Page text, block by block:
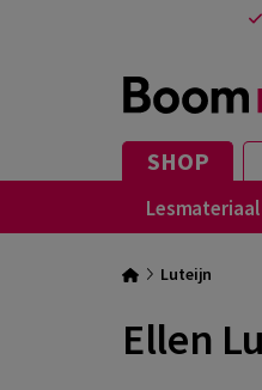
SHOP
Lesmateriaal
Luteijn
Ellen